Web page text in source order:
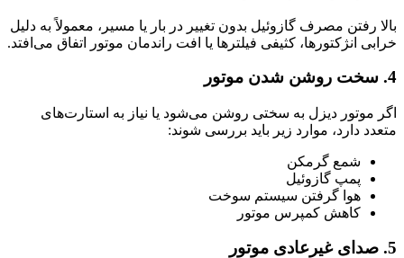
بالا رفتن مصرف گازوئیل بدون تغییر در بار یا مسیر، معمولاً به دلیل
خرابی انژکتورها، کثیفی فیلترها یا افت راندمان موتور اتفاق می‌افتد.
4. سخت روشن شدن موتور
اگر موتور دیزل به سختی روشن می‌شود یا نیاز به استارت‌های
متعدد دارد، موارد زیر باید بررسی شوند:
شمع گرمکن
پمپ گازوئیل
هوا گرفتن سیستم سوخت
کاهش کمپرس موتور
5. صدای غیرعادی موتور